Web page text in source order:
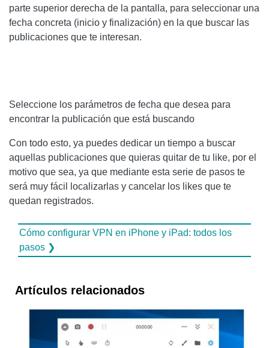
parte superior derecha de la pantalla, para seleccionar una
fecha concreta (inicio y finalización) en la que buscar las
publicaciones que te interesan.
Seleccione los parámetros de fecha que desea para
encontrar la publicación que está buscando
Con todo esto, ya puedes dedicar un tiempo a buscar
aquellas publicaciones que quieras quitar de tu like, por el
motivo que sea, ya que mediante esta serie de pasos te
será muy fácil localizarlas y cancelar los likes que te
quedan registrados.
Cómo configurar VPN en iPhone y iPad: todos los
pasos ❯
Artículos relacionados